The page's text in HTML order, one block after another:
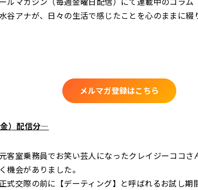
谷アナが、日々の生活で感じたことを心のままに綴
メルマガ登録はこちら
）配信分―
客室乗務員でお笑い芸人になったクレイジーココさ
機会がありました。
式交際の前に【デーティング】と呼ばれるお試し期